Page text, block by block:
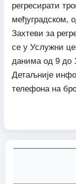
регресирати
међуградском,
Захтеви за
се у Услужни
данима од 9 до
Детаљније
телефона на